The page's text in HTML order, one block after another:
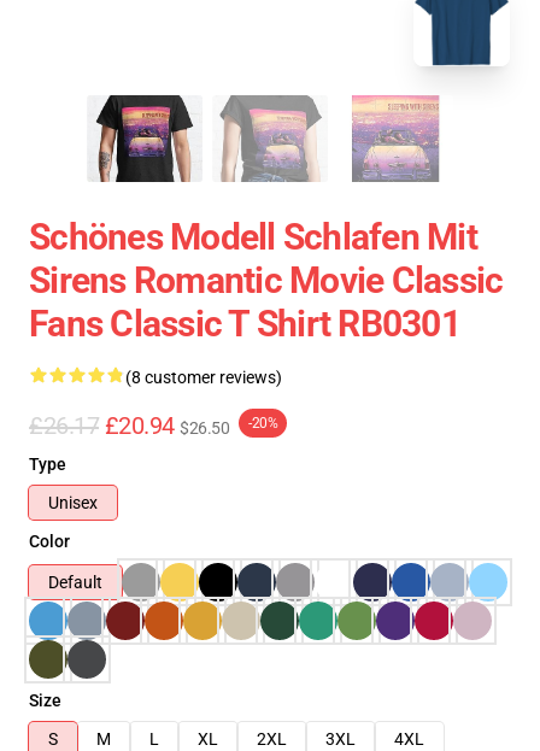
Schönes Modell Schlafen Mit
Sirens Romantic Movie Classic
Fans Classic T Shirt RB0301
(8 customer reviews)
£26.17 £20.94 $26.50 -20%
Type
Unisex
Color
Default
Size
S
M L XL 2XL 3XL
4XL